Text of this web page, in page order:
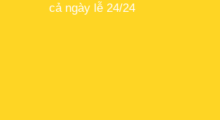
cả ngày lễ 24/24